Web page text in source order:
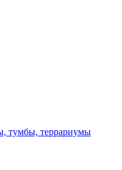
тумбы, террариумы